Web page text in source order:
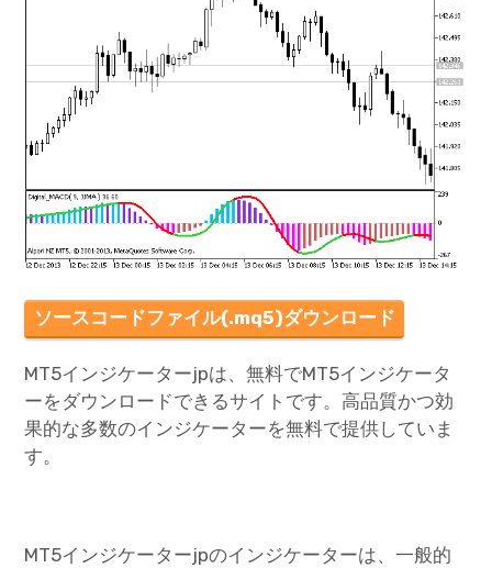
ソースコードファイル(.mq5)ダウンロード
MT5インジケーターjpは、無料でMT5インジケータ
ーをダウンロードできるサイトです。高品質かつ効
果的な多数のインジケーターを無料で提供していま
す。
MT5インジケーターjpのインジケーターは、一般的